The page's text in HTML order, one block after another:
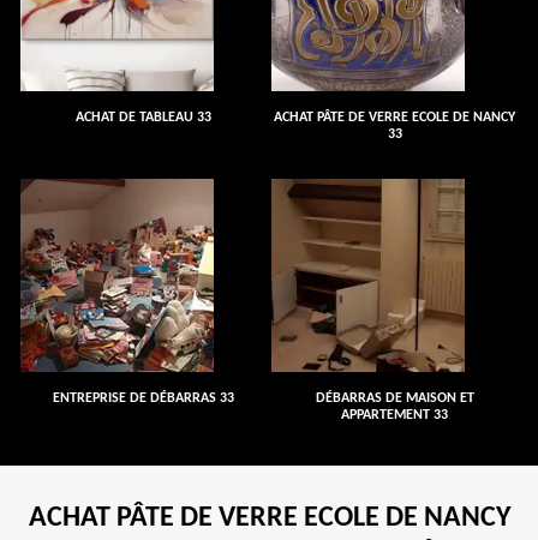
ACHAT DE TABLEAU 33
ACHAT PÂTE DE VERRE ECOLE DE NANCY
33
ENTREPRISE DE DÉBARRAS 33
DÉBARRAS DE MAISON ET
APPARTEMENT 33
ACHAT PÂTE DE VERRE ECOLE DE NANCY